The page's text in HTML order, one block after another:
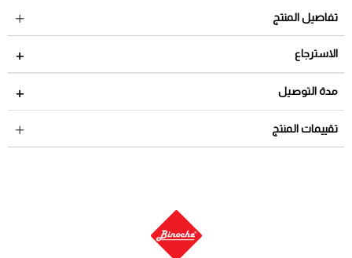
تفاصيل المنتج
الاسترجاع
مدة الاسترجاع 2 أيام من تاريخ استلام الطلب
لمراجعة سياسة الاسترجاع عبر الرابط التالي
مدة التوصيل
داخل السعودية: من 3 الى 8 أيام عمل
تقييمات المنتج